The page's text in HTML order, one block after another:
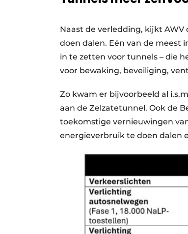
Naast de verledding, kijkt
doen dalen. Eén van de meest
in te zetten voor tunnels – die
voor bewaking, beveiliging,
Zo kwam er bijvoorbeeld al
aan de Zelzatetunnel. Ook de
toekomstige vernieuwingen
energieverbruik te doen dalen